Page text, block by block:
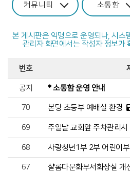
커뮤니티 소통함
본 게시판은 익명으로 운영되나, 시스
관리자 화면에서는 작성자 정보가
번호
공지 * 소통함 운영 안내
70 본당 초등부 예배실 환경
69 주일날 교회앞 주차관리시
68 사랑청년1부 2부 어린이
67 샬롬다문화부서화장실 개